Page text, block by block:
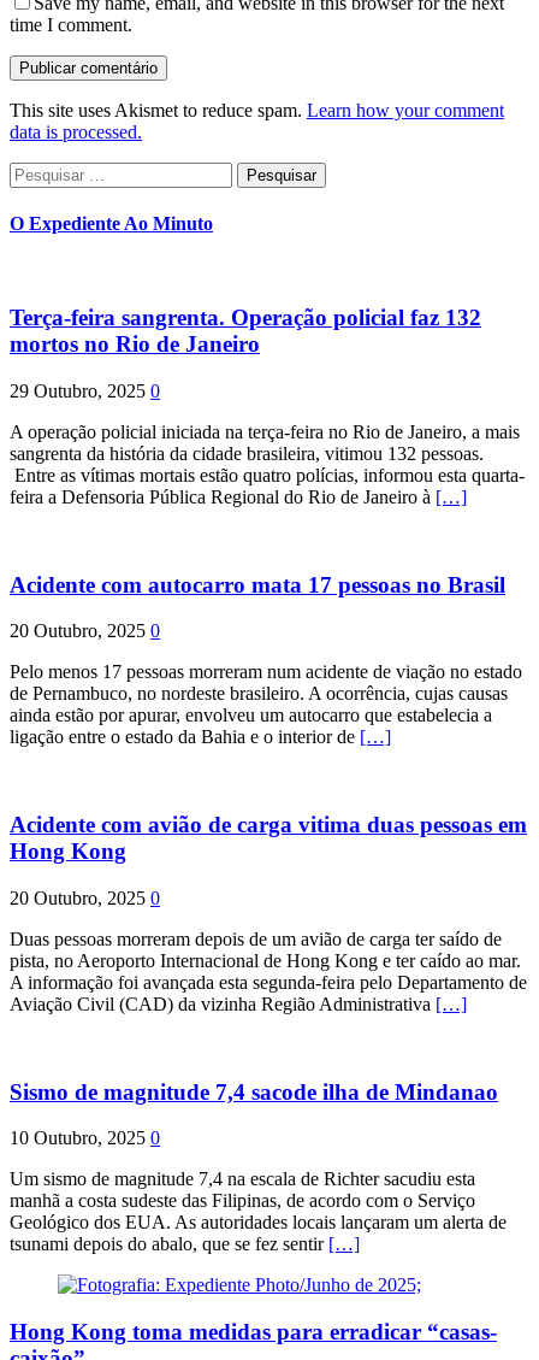
time I comment.
This site uses Akismet to reduce spam. Learn how your comment
data is processed.
Pesquisar
por:
O Expediente Ao Minuto
Terça-feira sangrenta. Operação policial faz 132
mortos no Rio de Janeiro
29 Outubro, 2025 0
A operação policial iniciada na terça-feira no Rio de Janeiro, a mais
sangrenta da história da cidade brasileira, vitimou 132 pessoas.
Entre as vítimas mortais estão quatro polícias, informou esta quarta-
feira a Defensoria Pública Regional do Rio de Janeiro à […]
Acidente com autocarro mata 17 pessoas no Brasil
20 Outubro, 2025 0
Pelo menos 17 pessoas morreram num acidente de viação no estado
de Pernambuco, no nordeste brasileiro. A ocorrência, cujas causas
ainda estão por apurar, envolveu um autocarro que estabelecia a
ligação entre o estado da Bahia e o interior de […]
Acidente com avião de carga vitima duas pessoas em
Hong Kong
20 Outubro, 2025 0
Duas pessoas morreram depois de um avião de carga ter saído de
pista, no Aeroporto Internacional de Hong Kong e ter caído ao mar.
A informação foi avançada esta segunda-feira pelo Departamento de
Aviação Civil (CAD) da vizinha Região Administrativa […]
Sismo de magnitude 7,4 sacode ilha de Mindanao
10 Outubro, 2025 0
Um sismo de magnitude 7,4 na escala de Richter sacudiu esta
manhã a costa sudeste das Filipinas, de acordo com o Serviço
Geológico dos EUA. As autoridades locais lançaram um alerta de
tsunami depois do abalo, que se fez sentir […]
Hong Kong toma medidas para erradicar “casas-